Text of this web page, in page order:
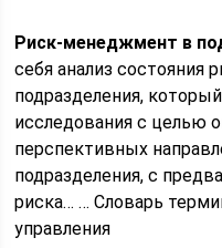
Риск-менеджмент в
себя анализ состояния
подразделения,
исследования с целью
перспективных
подразделения, с
риска… … Словарь
управления